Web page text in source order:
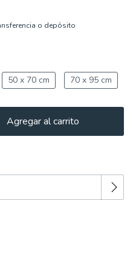
o depósito
50 x 70 cm 70 x 95 cm